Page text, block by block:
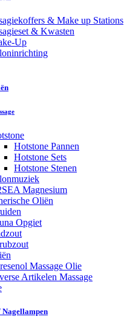
& Make up Stations
& Kwasten
Up
Hotstone Pannen
Hotstone Sets
Hotstone Stenen
Magnesium
Oliën
Opgiet
Massage Olie
Artikelen Massage
Nagellampen